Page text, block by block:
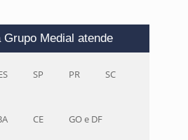
Grupo Medial atende
SP PR SC
CE GO e DF